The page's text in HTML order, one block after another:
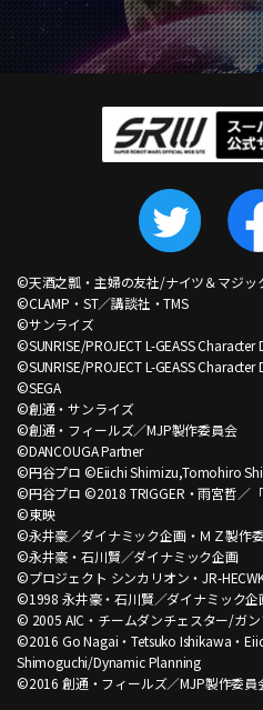
©天酒之瓢・主婦の友社/ナイツ＆マジッ
©CLAMP・ST／講談社・TMS
©サンライズ
©SUNRISE/PROJECT L-GEASS
©SUNRISE/PROJECT L-GEASS
©SEGA
©創通・サンライズ
©創通・フィールズ／MJP製作委員会
©DANCOUGA Partner
©円谷プロ ©Eiichi Shimizu,Tomohiro
©円谷プロ ©2018 TRIGGER・雨宮哲／
©東映
©永井豪／ダイナミック企画・ＭＺ製作
©永井豪・石川賢／ダイナミック企画
©プロジェクト シンカリオン・JR-
©1998 永井豪・石川賢／ダイナミック
© 2005 AIC・チームダンチェスター/ガ
©2016 Go Nagai・Tetsuko Ishikawa・
Shimoguchi/Dynamic Planning
©2016 創通・フィールズ／MJP製作委員